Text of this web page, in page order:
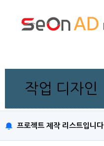
작업 디자인
프로젝트 제작 리스트입니다